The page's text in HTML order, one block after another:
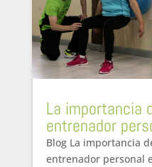
La importancia
entrenador
Blog La importancia
entrenador personal